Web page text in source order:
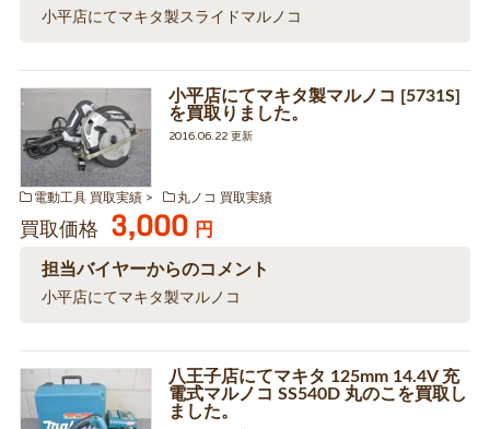
小平店にてマキタ製スライドマルノコ
小平店にてマキタ製マルノコ [5731S]
を買取りました。
2016.06.22 更新
電動工具 買取実績 丸ノコ 買取実績
買取価格 3,000 円
担当バイヤーからのコメント
小平店にてマキタ製マルノコ
八王子店にてマキタ 125mm 14.4V 充
電式マルノコ SS540D 丸のこを買取し
ました。